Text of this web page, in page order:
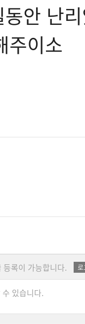
안 난
주이소
등록이 가능합니다.